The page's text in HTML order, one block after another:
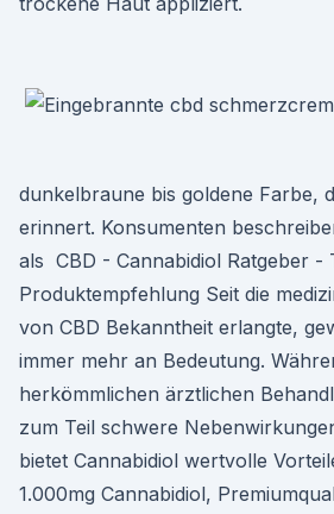
dunkelbraune bis goldene Farbe,
erinnert. Konsumenten
als ️ CBD - Cannabidiol Ratgeber -
Produktempfehlung Seit die
von CBD Bekanntheit erlangte,
immer mehr an Bedeutung.
herkömmlichen ärztlichen
zum Teil schwere
bietet Cannabidiol wertvolle
1.000mg Cannabidiol,